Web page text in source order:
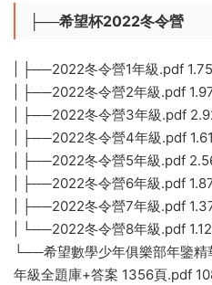
├──希望杯2022冬令營
| ├──2022冬令營1年級.pdf
| ├──2022冬令營2年級.pdf
| ├──2022冬令營3年級.pdf
| ├──2022冬令營4年級.pdf
| ├──2022冬令營5年級.pdf
| ├──2022冬令營6年級.pdf
| ├──2022冬令營7年級.pdf
| └──2022冬令營8年級.pdf
└──希望數學少年俱樂部年鑒
年級全題庫+答案 1356頁.pdf